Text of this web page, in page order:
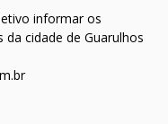
informar os
cidade de Guarulhos